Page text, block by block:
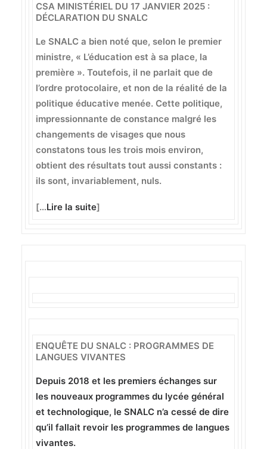
CSA MINISTÉRIEL DU 17 JANVIER 2025 :
DÉCLARATION DU SNALC
Le SNALC a bien noté que, selon le premier
ministre, « L’éducation est à sa place, la
première ». Toutefois, il ne parlait que de
l’ordre protocolaire, et non de la réalité de la
politique éducative menée. Cette politique,
impressionnante de constance malgré les
changements de visages que nous
constatons tous les trois mois environ,
obtient des résultats tout aussi constants :
ils sont, invariablement, nuls.
[…Lire la suite]
ENQUÊTE DU SNALC : PROGRAMMES DE
LANGUES VIVANTES
Depuis 2018 et les premiers échanges sur
les nouveaux programmes du lycée général
et technologique, le SNALC n’a cessé de dire
qu’il fallait revoir les programmes de langues
vivantes.